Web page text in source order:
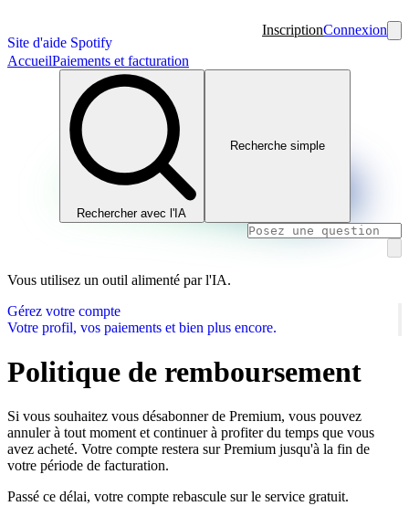
Site d'aide Spotify
InscriptionConnexion
AccueilPaiements et facturation
Rechercher avec l'IA
Recherche simple
Vous utilisez un outil alimenté par l'IA.
Gérez votre compte
Votre profil, vos paiements et bien plus encore.
Politique de remboursement
Si vous souhaitez vous désabonner de Premium, vous pouvez
annuler à tout moment et continuer à profiter du temps que vous
avez acheté. Votre compte restera sur Premium jusqu'à la fin de
votre période de facturation.
Passé ce délai, votre compte rebascule sur le service gratuit.